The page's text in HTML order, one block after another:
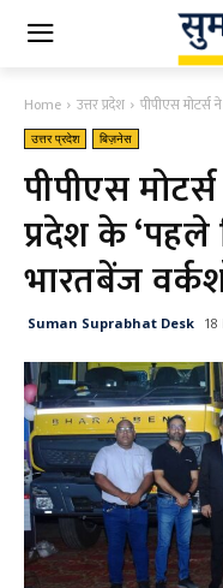
Home उत्तर प्रदेश पीपीएस मोटर्स
उत्तर प्रदेश बिज़नेस
पीपीएस
प्रदेश के ‘पहले
भारतबेंज
Suman Suprabhat Desk 18